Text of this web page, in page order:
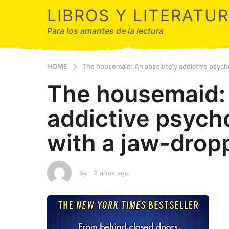
LIBROS Y
Para los amantes de la lectura
HOME The housemaid: An absolutely addictive
The
addictive
with a jaw-
by 2 años ago
o
s